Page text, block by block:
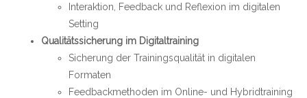
Interaktion, Feedback und Reflexion im digitalen
Setting
Qualitätssicherung im Digitaltraining
Sicherung der Trainingsqualität in digitalen
Formaten
Feedbackmethoden im Online- und Hybridtraining